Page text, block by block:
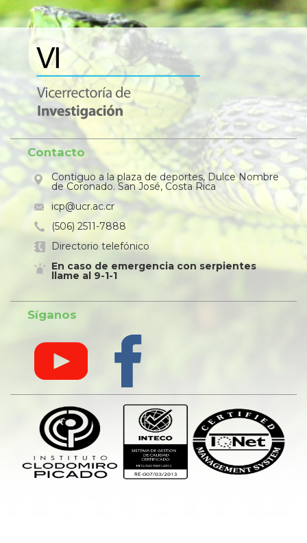
Contacto
Contiguo a la plaza de deportes, Dulce Nombre
de Coronado. San José, Costa Rica
icp@ucr.ac.cr
(506) 2511-7888
Directorio telefónico
En caso de emergencia con serpientes
llame al 9-1-1
Síganos